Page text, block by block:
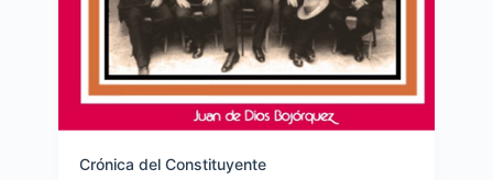
Crónica del Constituyente